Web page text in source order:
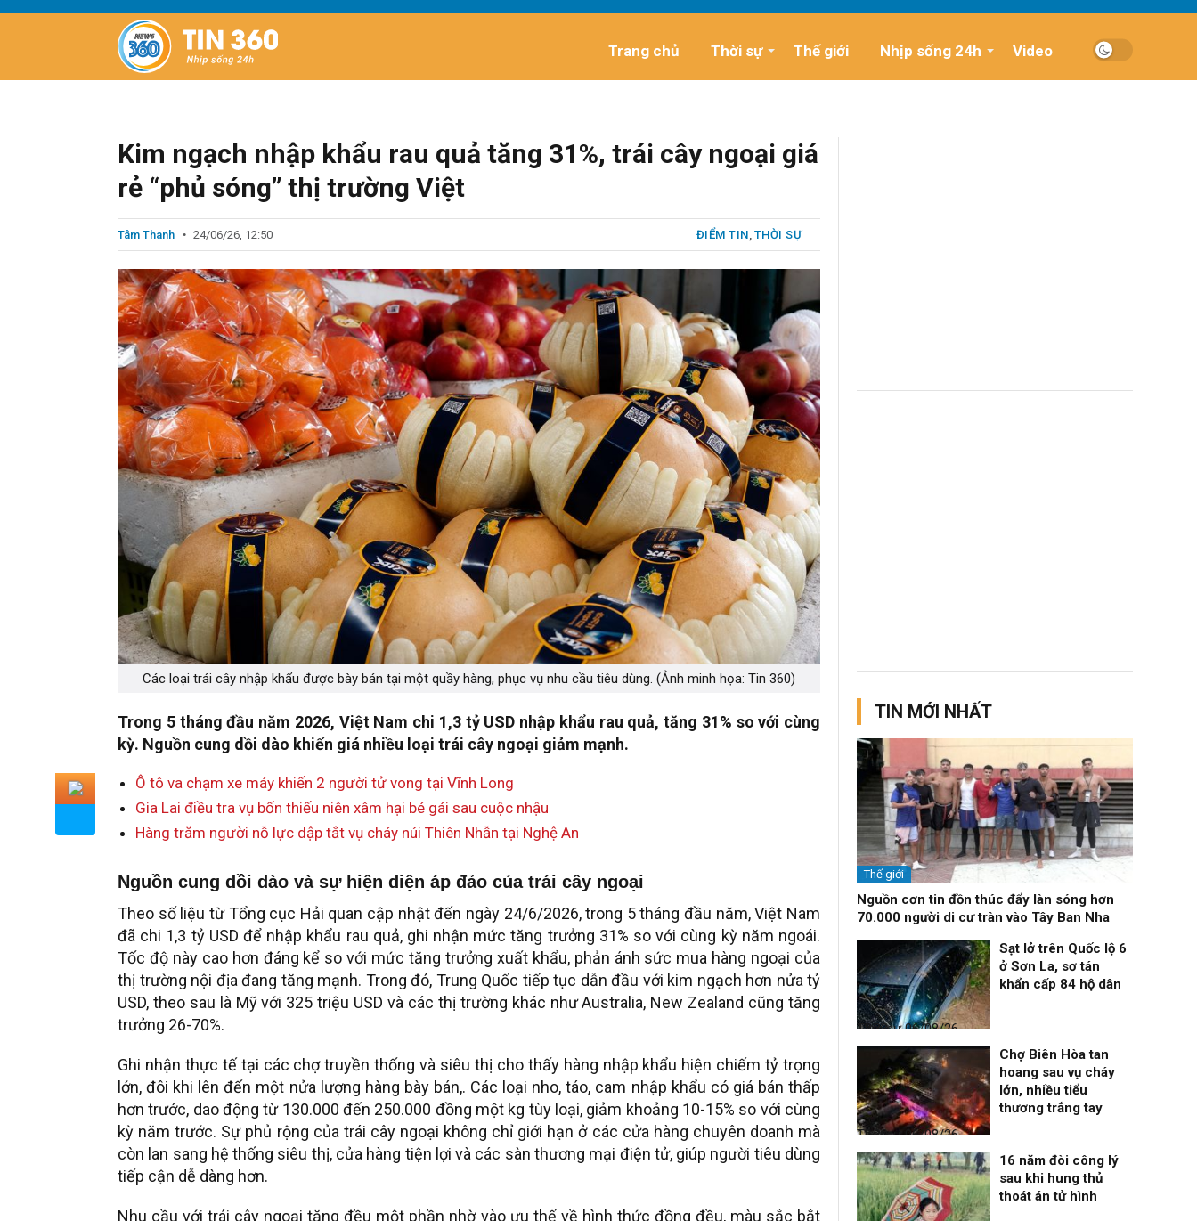
Trang chủ Thời sự Thế giới Nhịp sống 24h Video
Kim ngạch nhập khẩu rau quả tăng 31%, trái cây ngoại giá
rẻ “phủ sóng” thị trường Việt
Tâm Thanh 24/06/26, 12:50 ĐIỂM TIN, THỜI SỰ
Các loại trái cây nhập khẩu được bày bán tại một quầy hàng, phục vụ nhu cầu tiêu dùng. (Ảnh minh họa: Tin 360)
Trong 5 tháng đầu năm 2026, Việt Nam chi 1,3 tỷ USD nhập khẩu rau quả, tăng 31% so với cùng
kỳ. Nguồn cung dồi dào khiến giá nhiều loại trái cây ngoại giảm mạnh.
Ô tô va chạm xe máy khiến 2 người tử vong tại Vĩnh Long
Gia Lai điều tra vụ bốn thiếu niên xâm hại bé gái sau cuộc nhậu
Hàng trăm người nỗ lực dập tắt vụ cháy núi Thiên Nhẫn tại Nghệ An
Nguồn cung dồi dào và sự hiện diện áp đảo của trái cây ngoại
Theo số liệu từ Tổng cục Hải quan cập nhật đến ngày 24/6/2026, trong 5 tháng đầu năm, Việt Nam
đã chi 1,3 tỷ USD để nhập khẩu rau quả, ghi nhận mức tăng trưởng 31% so với cùng kỳ năm ngoái.
Tốc độ này cao hơn đáng kể so với mức tăng trưởng xuất khẩu, phản ánh sức mua hàng ngoại của
thị trường nội địa đang tăng mạnh. Trong đó, Trung Quốc tiếp tục dẫn đầu với kim ngạch hơn nửa tỷ
USD, theo sau là Mỹ với 325 triệu USD và các thị trường khác như Australia, New Zealand cũng tăng
trưởng 26-70%.
Ghi nhận thực tế tại các chợ truyền thống và siêu thị cho thấy hàng nhập khẩu hiện chiếm tỷ trọng
lớn, đôi khi lên đến một nửa lượng hàng bày bán,. Các loại nho, táo, cam nhập khẩu có giá bán thấp
hơn trước, dao động từ 130.000 đến 250.000 đồng một kg tùy loại, giảm khoảng 10-15% so với cùng
kỳ năm trước. Sự phủ rộng của trái cây ngoại không chỉ giới hạn ở các cửa hàng chuyên doanh mà
còn lan sang hệ thống siêu thị, cửa hàng tiện lợi và các sàn thương mại điện tử, giúp người tiêu dùng
tiếp cận dễ dàng hơn.
Nhu cầu với trái cây ngoại tăng đều một phần nhờ vào ưu thế về hình thức đồng đều, màu sắc bắt
TIN MỚI NHẤT
Thế giới
Nguồn cơn tin đồn thúc đẩy làn sóng hơn
70.000 người di cư tràn vào Tây Ban Nha
Thời sự
06/08/26, 12:33
Sạt lở trên Quốc lộ 6
ở Sơn La, sơ tán
khẩn cấp 84 hộ dân
Thời sự
06/08/26, 12:30
Chợ Biên Hòa tan
hoang sau vụ cháy
lớn, nhiều tiểu
thương trắng tay
16 năm đòi công lý
sau khi hung thủ
thoát án tử hình